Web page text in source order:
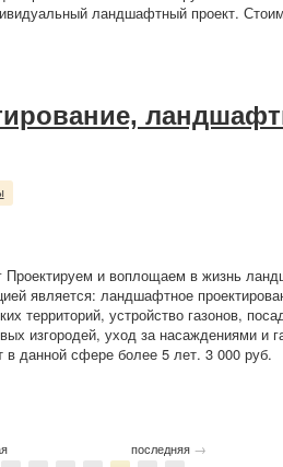
ландшафтный проект.
Проектируем и воплощаем в жизнь
является: ландшафтное
территорий, устройство газонов,
изгородей, уход за насаждениями и
в данной сфере более 5 лет. 3 000 руб.
последняя →